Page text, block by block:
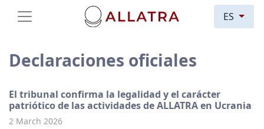
ES
Declaraciones oficiales
El tribunal confirma la legalidad y el carácter
patriótico de las actividades de ALLATRA en Ucrania
2 March 2026